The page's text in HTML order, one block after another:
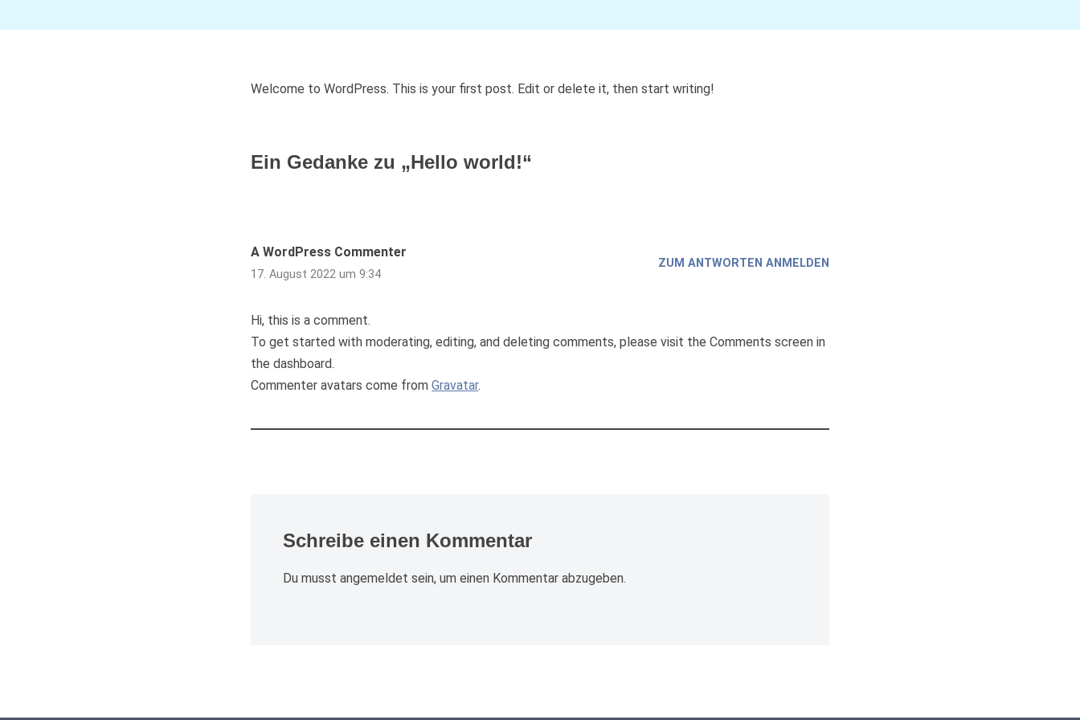
Welcome to WordPress. This is your first post. Edit or delete it, then start writing!
Ein Gedanke zu „Hello world!“
A WordPress Commenter
17. August 2022 um 9:34
ZUM ANTWORTEN ANMELDEN
Hi, this is a comment.
To get started with moderating, editing, and deleting comments, please visit the Comments screen in
the dashboard.
Commenter avatars come fromGravatar.
Schreibe einen Kommentar
Du musstangemeldet sein, um einen Kommentar abzugeben.